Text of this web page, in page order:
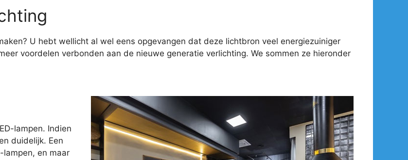
U hebt wellicht al wel eens opgevangen dat deze lichtbron veel energiezuiniger
voordelen verbonden aan de nieuwe generatie verlichting. We sommen ze hieronder
lampen. Indien
duidelijk. Een
lampen, en maar